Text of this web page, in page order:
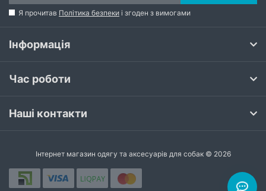
Я прочитав Політика безпеки і згоден з вимогами
Інформація
Час роботи
Наші контакти
Інтернет магазин одягу та аксесуарів для собак © 2026